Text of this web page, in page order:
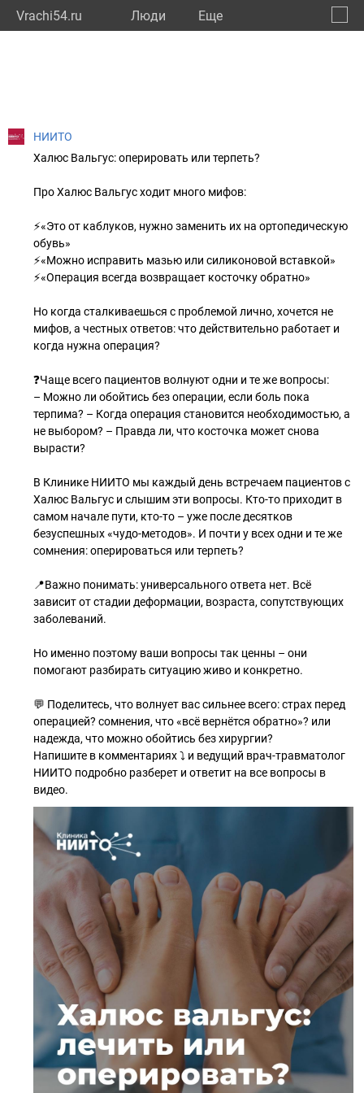
Vrachi54.ru Люди Eще
НИИТО
Халюс Вальгус: оперировать или терпеть?
Про Халюс Вальгус ходит много мифов:
⚡️«Это от каблуков, нужно заменить их на ортопедическую
обувь»
⚡️«Можно исправить мазью или силиконовой вставкой»
⚡️«Операция всегда возвращает косточку обратно»
Но когда сталкиваешься с проблемой лично, хочется не
мифов, а честных ответов: что действительно работает и
когда нужна операция?
❓Чаще всего пациентов волнуют одни и те же вопросы:
– Можно ли обойтись без операции, если боль пока
терпима? – Когда операция становится необходимостью, а
не выбором? – Правда ли, что косточка может снова
вырасти?
В Клинике НИИТО мы каждый день встречаем пациентов с
Халюс Вальгус и слышим эти вопросы. Кто-то приходит в
самом начале пути, кто-то – уже после десятков
безуспешных «чудо-методов». И почти у всех одни и те же
сомнения: оперироваться или терпеть?
📍Важно понимать: универсального ответа нет. Всё
зависит от стадии деформации, возраста, сопутствующих
заболеваний.
Но именно поэтому ваши вопросы так ценны – они
помогают разбирать ситуацию живо и конкретно.
💬 Поделитесь, что волнует вас сильнее всего: страх перед
операцией? сомнения, что «всё вернётся обратно»? или
надежда, что можно обойтись без хирургии?
Напишите в комментариях ⤵️ и ведущий врач-травматолог
НИИТО подробно разберет и ответит на все вопросы в
видео.